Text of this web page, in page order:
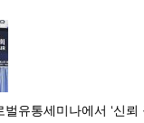
유통세미나에서 ‘신뢰